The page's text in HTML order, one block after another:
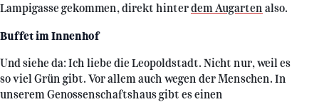
Lampigasse gekommen, direkt hinterdem Augarten also.
Buffet im Innenhof
Und siehe da: Ich liebe die Leopoldstadt. Nicht nur, weil es
so viel Grün gibt. Vor allem auch wegen der Menschen. In
unserem Genossenschaftshaus gibt es einen